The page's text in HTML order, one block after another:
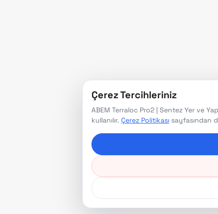
Çerez Tercihleriniz
ABEM Terraloc Pro2 | Sentez Yer ve
kullanılır. Çerez Politikasısayfasından